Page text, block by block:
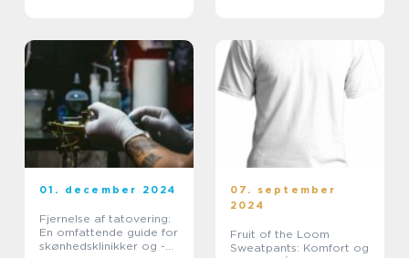
01. december 2024
Fjernelse af tatovering:
En omfattende guide for
skønhedsklinikker og -
07. september
2024
Fruit of the Loom
Sweatpants: Komfort og